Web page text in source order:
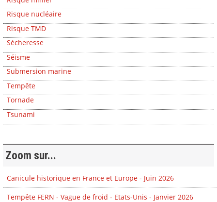
Risque nucléaire
Risque TMD
Sécheresse
Séisme
Submersion marine
Tempête
Tornade
Tsunami
Zoom sur...
Canicule historique en France et Europe - Juin 2026
Tempête FERN - Vague de froid - Etats-Unis - Janvier 2026